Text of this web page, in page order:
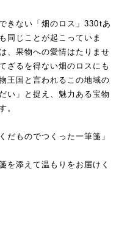
きない「畑のロス」330tあ
同じことが起こっていま
、果物への愛情はたりませ
ざるを得ない畑のロスにも
王国と言われるこの地域の
い」と捉え、魅力ある宝物
。
だものでつくった一筆箋」
を添えて温もりをお届けく